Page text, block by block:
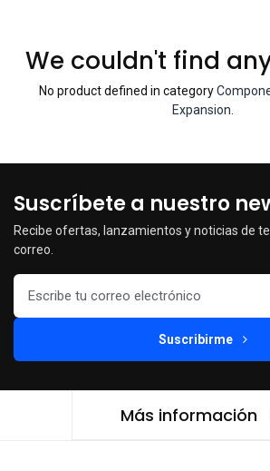
We couldn't find
No product defined in category
Expansion
Suscríbete a nuestro
Recibe ofertas, lanzamientos y noticias de
correo.
Suscribirme
Más información